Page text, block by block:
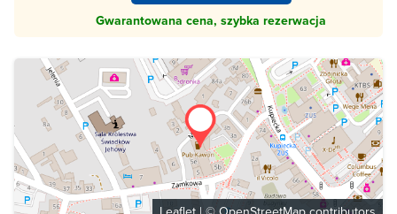
Gwarantowana cena, szybka rezerwacja